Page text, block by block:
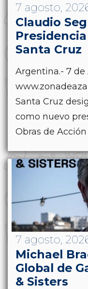
7 agosto,
Claudio
Santa Cruz
Argentina.- 7 de
Santa Cruz
como nuevo
Obras de Acción
7 agosto,
Michael
Global de
& Sisters